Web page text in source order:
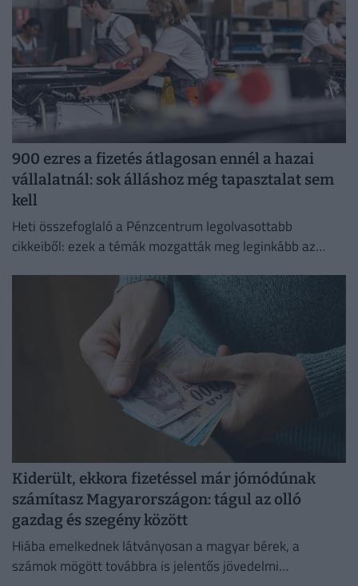
900 ezres a fizetés átlagosan ennél a hazai
vállalatnál: sok álláshoz még tapasztalat sem
kell
Heti összefoglaló a Pénzcentrum legolvasottabb
cikkeiből: ezek a témák mozgatták meg leginkább az
Kiderült, ekkora fizetéssel már jómódúnak
számítasz Magyarországon: tágul az olló
gazdag és szegény között
Hiába emelkednek látványosan a magyar bérek, a
számok mögött továbbra is jelentős jövedelmi